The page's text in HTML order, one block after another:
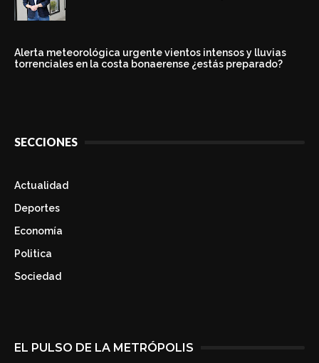
Alerta meteorológica urgente vientos intensos y lluvias
torrenciales en la costa bonaerense ¿estás preparado?
SECCIONES
Actualidad
Deportes
Economía
Politica
Sociedad
EL PULSO DE LA METRÓPOLIS